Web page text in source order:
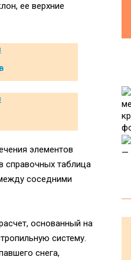
ее верхние
элементов
справочных таблица
соседними
основанный на
систему.
снега,